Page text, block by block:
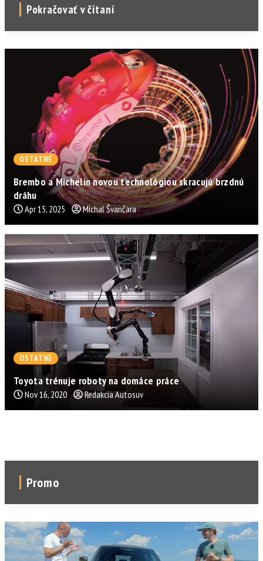
Pokračovať v čítaní
OSTATNÉ
Brembo a Michelin novou technológiou skracujú brzdnú
dráhu
Apr 15, 2025 Michal Švančara
OSTATNÉ
Toyota trénuje roboty na domáce práce
Nov 16, 2020 Redakcia Autosuv
Promo